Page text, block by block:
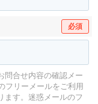
必須
問合せ内容の確認メー
フリーメールをご利用
す。 迷惑メールのフ